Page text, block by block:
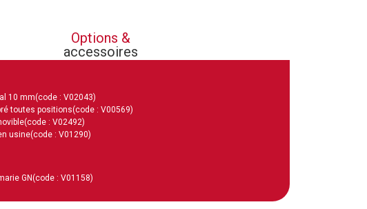
Options &
accessoires
10 mm(code : V02043)
toutes positions(code : V00569)
(code : V02492)
usine(code : V01290)
GN(code : V01158)